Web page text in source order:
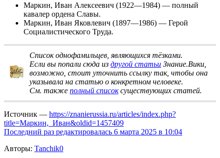
Маркин, Иван Алексеевич (1922—1984) — полный
кавалер ордена Славы.
Маркин, Иван Яковлевич (1897—1986) — Герой
Социалистического Труда.
Список однофамильцев, являющихся тёзками.
Если вы попали сюда из другой статьи Знание.Вики,
возможно, стоит уточнить ссылку так, чтобы она
указывала на статью о конкретном человеке.
См. также полный списоксуществующих статей.
Источник — https://znanierussia.ru/articles/index.php?
title=Маркин,_Иван&oldid=1457409
Последний раз редактировалась 6 марта 2025 в 10:04
Авторы: Tanchik0